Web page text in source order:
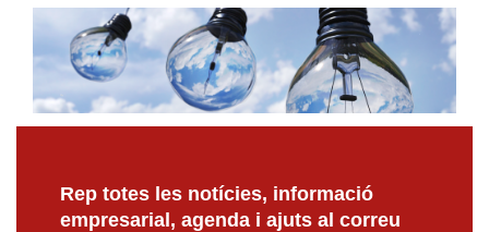
Rep totes les notícies, informació
empresarial, agenda i ajuts al correu